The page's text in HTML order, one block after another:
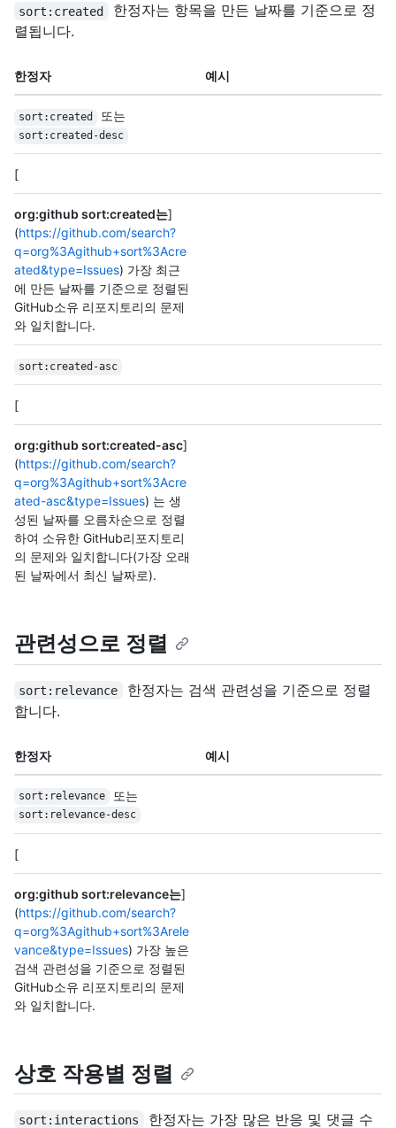
sort:created
한정자는 항목을 만든 날짜를 기준으로 정
렬됩니다.
한정자 예시
sort:created 또는
sort:created-desc
[
org:github sort:created는]
(https://github.com/search?
q=org%3Agithub+sort%3Acre
ated&type=Issues) 가장 최근
에 만든 날짜를 기준으로 정렬된
GitHub소유 리포지토리의 문제
와 일치합니다.
sort:created-asc
[
org:github sort:created-asc]
(https://github.com/search?
q=org%3Agithub+sort%3Acre
ated-asc&type=Issues) 는 생
성된 날짜를 오름차순으로 정렬
하여 소유한 GitHub리포지토리
의 문제와 일치합니다(가장 오래
된 날짜에서 최신 날짜로).
관련성으로 정렬
sort:relevance
한정자는 검색 관련성을 기준으로 정렬
합니다.
한정자 예시
sort:relevance 또는
sort:relevance-desc
[
org:github sort:relevance는]
(https://github.com/search?
q=org%3Agithub+sort%3Arele
vance&type=Issues) 가장 높은
검색 관련성을 기준으로 정렬된
GitHub소유 리포지토리의 문제
와 일치합니다.
상호 작용별 정렬
sort:interactions 한정자는 가장 많은 반응 및 댓글 수